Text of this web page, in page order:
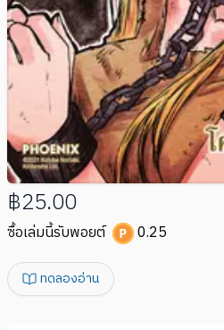
฿25.00
ซื้อเล่มนี้รับพอยต์ 0.25
ทดลองอ่าน